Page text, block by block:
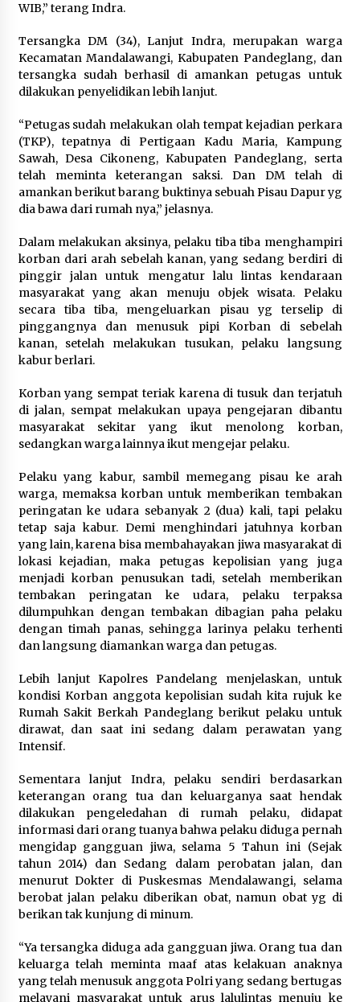
Dikunjungi PWI, Wawan Fauzi: Peran
Media Bisa Berdampak Besar
hingga Fatal
Kejari Kota Tangerang Bongkar
Korupsi Rp5,49 Miliar: Sewa Pesawat
Fiktif, Eks VP Angkasa Pura Kargo
Ditahan
6 Agustus 2026
Dukung Ekosistem Kendaraan
Listrik, Wapres Dorong Link and
Match Pendidikan–Industri
5 Agustus 2026
Marak Kecelakaan Kapal, Puan
Soroti Minimnya Faktor Keamanan
Transportasi Laut
WIB,” terang Indra.
Tersangka DM (34), Lanjut Indra, merupakan warga
Kecamatan Mandalawangi, Kabupaten Pandeglang, dan
tersangka sudah berhasil di amankan petugas untuk
dilakukan penyelidikan lebih lanjut.
“Petugas sudah melakukan olah tempat kejadian perkara
(TKP), tepatnya di Pertigaan Kadu Maria, Kampung
Sawah, Desa Cikoneng, Kabupaten Pandeglang, serta
telah meminta keterangan saksi. Dan DM telah di
amankan berikut barang buktinya sebuah Pisau Dapur yg
dia bawa dari rumah nya,” jelasnya.
Dalam melakukan aksinya, pelaku tiba tiba menghampiri
korban dari arah sebelah kanan, yang sedang berdiri di
pinggir jalan untuk mengatur lalu lintas kendaraan
masyarakat yang akan menuju objek wisata. Pelaku
secara tiba tiba, mengeluarkan pisau yg terselip di
pinggangnya dan menusuk pipi Korban di sebelah
kanan, setelah melakukan tusukan, pelaku langsung
kabur berlari.
Korban yang sempat teriak karena di tusuk dan terjatuh
di jalan, sempat melakukan upaya pengejaran dibantu
masyarakat sekitar yang ikut menolong korban,
sedangkan warga lainnya ikut mengejar pelaku.
Pelaku yang kabur, sambil memegang pisau ke arah
warga, memaksa korban untuk memberikan tembakan
peringatan ke udara sebanyak 2 (dua) kali, tapi pelaku
tetap saja kabur. Demi menghindari jatuhnya korban
yang lain, karena bisa membahayakan jiwa masyarakat di
lokasi kejadian, maka petugas kepolisian yang juga
menjadi korban penusukan tadi, setelah memberikan
tembakan peringatan ke udara, pelaku terpaksa
dilumpuhkan dengan tembakan dibagian paha pelaku
dengan timah panas, sehingga larinya pelaku terhenti
dan langsung diamankan warga dan petugas.
Lebih lanjut Kapolres Pandelang menjelaskan, untuk
kondisi Korban anggota kepolisian sudah kita rujuk ke
Rumah Sakit Berkah Pandeglang berikut pelaku untuk
dirawat, dan saat ini sedang dalam perawatan yang
Intensif.
Sementara lanjut Indra, pelaku sendiri berdasarkan
keterangan orang tua dan keluarganya saat hendak
dilakukan pengeledahan di rumah pelaku, didapat
informasi dari orang tuanya bahwa pelaku diduga pernah
mengidap gangguan jiwa, selama 5 Tahun ini (Sejak
tahun 2014) dan Sedang dalam perobatan jalan, dan
menurut Dokter di Puskesmas Mendalawangi, selama
berobat jalan pelaku diberikan obat, namun obat yg di
berikan tak kunjung di minum.
“Ya tersangka diduga ada gangguan jiwa. Orang tua dan
keluarga telah meminta maaf atas kelakuan anaknya
yang telah menusuk anggota Polri yang sedang bertugas
melayani masyarakat untuk arus lalulintas menuju ke